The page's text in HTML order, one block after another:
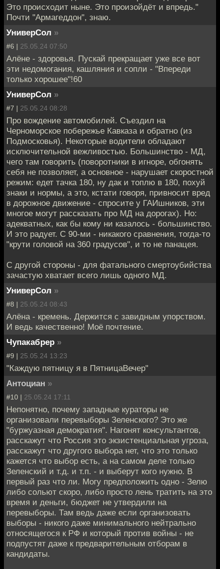
Это происходит ныне. Это произойдёт и впредь."
Почти "Армагеддон", знаю.
УниверСол »
#6 | 25.05.24 07:50
Алёне - здоровья. Пускай прекращает уже все вот
эти недомогания, кашляния и сопли - "Впереди
только хорошее"!60
УниверСол »
#7 | 25.05.24 08:28
Про вождение автомобилей. Съездил на
Черноморское побережье Кавказа и обратно (из
Подмосковья). Некоторые водители обладают
исключительной вежливостью. Большинство - МД,
чего там говорить (поворотники в игноре, обгонять
себя не позволяет, а основное - нарушает скоростной
режим: едет тачка 180, ну дак и топлю в 180, похуй
знаки и нормы, а это, кстати говоря, привносит вред
в дорожное движение - спросите у ГАИшников, эти
многое могут рассказать про МД на дорогах). Но:
адекватных, как бы кому ни казалось - большинство.
И это радует. С 90-ми - никакого сравнения, тогда-то
"крути головой на 360 градусов", и то не панацея.
С другой стороны - для фатального смертоубийства
зачастую хватает всего лишь одного МД.
УниверСол »
#8 | 25.05.24 08:43
Алёна - кремень. Держится с завидным упорством.
И ведь качественно! Моё почтение.
Чупакабрер »
#9 | 25.05.24 13:23
"Каждую пятницу я в ПятницаВечер"
Антоциан »
#10 | 25.05.24 17:11
Непонятно, почему западные кураторы не
организовали перевыборы Зеленского? Это же
"буржуазная демократия". Нагонят консультантов,
расскажут что Россия это экзистенциальная угроза,
расскажут что другого выбора нет, что это только
кажется что выбор есть, а на самом деле только
Зеленский и т.д. и т.п. - и выберут кого нужно. В
первый раз что ли. Могу предположить одно - Зелю
либо сольют скоро, либо просто лень тратить на это
время и деньги, бюджет не утвердили на
перевыборы. Там ведь даже если организовать
выборы - никого даже минимального нейтрально
относящегося к РФ и который против войны - не
подпустят даже к предварительным отборам в
кандидаты.